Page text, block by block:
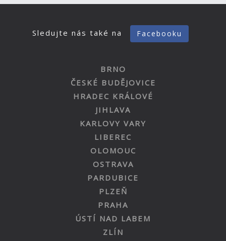
Sledujte nás také na Facebooku
BRNO
ČESKÉ BUDĚJOVICE
HRADEC KRÁLOVÉ
JIHLAVA
KARLOVY VARY
LIBEREC
OLOMOUC
OSTRAVA
PARDUBICE
PLZEŇ
PRAHA
ÚSTÍ NAD LABEM
ZLÍN